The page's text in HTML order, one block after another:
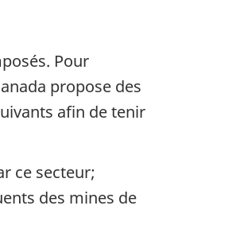
Pour
propose des
afin de tenir
ce secteur;
des mines de